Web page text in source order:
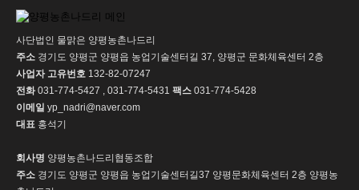
사단법인 물맑은 양평농촌나드리
주소 경기도 양평군 양평읍 농업기술센터길 37, 양평군 문화체육센터 2층
사업자 고유번호 132-82-07247
전화031-774-5427 , 031-774-5431 팩스 031-774-5428
이메일 yp_nadri@naver.com
대표 홍석기
회사명 양평농촌나드리협동조합
주소 경기도 양평군 양평읍 농업기술센터길37 양평문화체육센터 2층 양평농